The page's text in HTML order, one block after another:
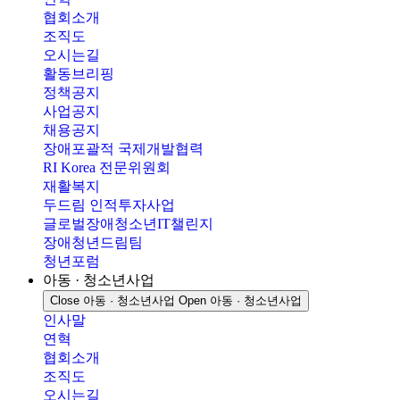
협회소개
조직도
오시는길
활동브리핑
정책공지
사업공지
채용공지
장애포괄적 국제개발협력
RI Korea 전문위원회
재활복지
두드림 인적투자사업
글로벌장애청소년IT챌린지
장애청년드림팀
청년포럼
아동 · 청소년사업
Close 아동 · 청소년사업 Open 아동 · 청소년사업
인사말
연혁
협회소개
조직도
오시는길